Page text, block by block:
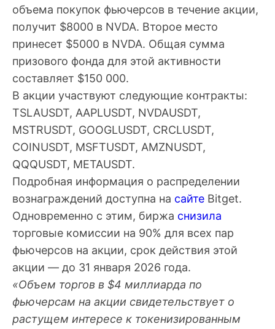
объема покупок фьючерсов в течение акции,
получит $8000 в NVDA. Второе место
принесет $5000 в NVDA. Общая сумма
призового фонда для этой активности
составляет $150 000.
В акции участвуют следующие контракты:
TSLAUSDT, AAPLUSDT, NVDAUSDT,
MSTRUSDT, GOOGLUSDT, CRCLUSDT,
COINUSDT, MSFTUSDT, AMZNUSDT,
QQQUSDT, METAUSDT.
Подробная информация о распределении
вознаграждений доступна на сайте Bitget.
Одновременно с этим, биржа снизила
торговые комиссии на 90% для всех пар
фьючерсов на акции, срок действия этой
акции — до 31 января 2026 года.
«Объем торгов в $4 миллиарда по
фьючерсам на акции свидетельствует о
растущем интересе к токенизированным